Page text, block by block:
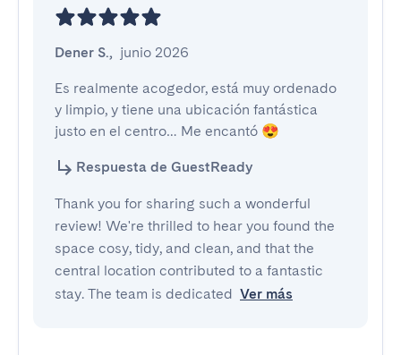
Dener S., junio 2026
Es realmente acogedor, está muy ordenado
y limpio, y tiene una ubicación fantástica
justo en el centro… Me encantó 😍
Respuesta de GuestReady
Thank you for sharing such a wonderful
review! We're thrilled to hear you found the
space cosy, tidy, and clean, and that the
central location contributed to a fantastic
stay. The team is dedicated Ver más